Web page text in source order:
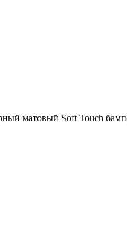
матовый Soft Touch